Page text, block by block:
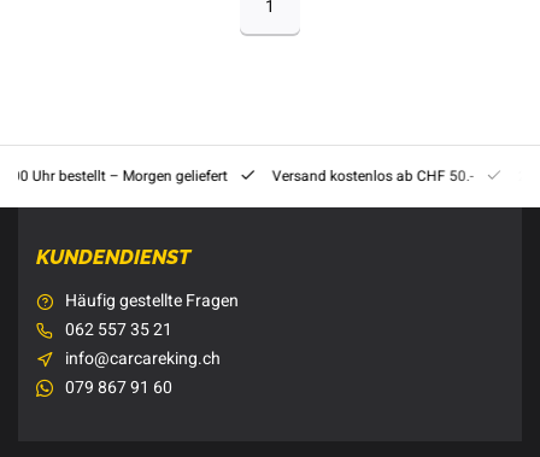
1
Uhr bestellt – Morgen geliefert Versand kostenlos ab CHF 50.-
KUNDENDIENST
Häufig gestellte Fragen
062 557 35 21
info@carcareking.ch
079 867 91 60